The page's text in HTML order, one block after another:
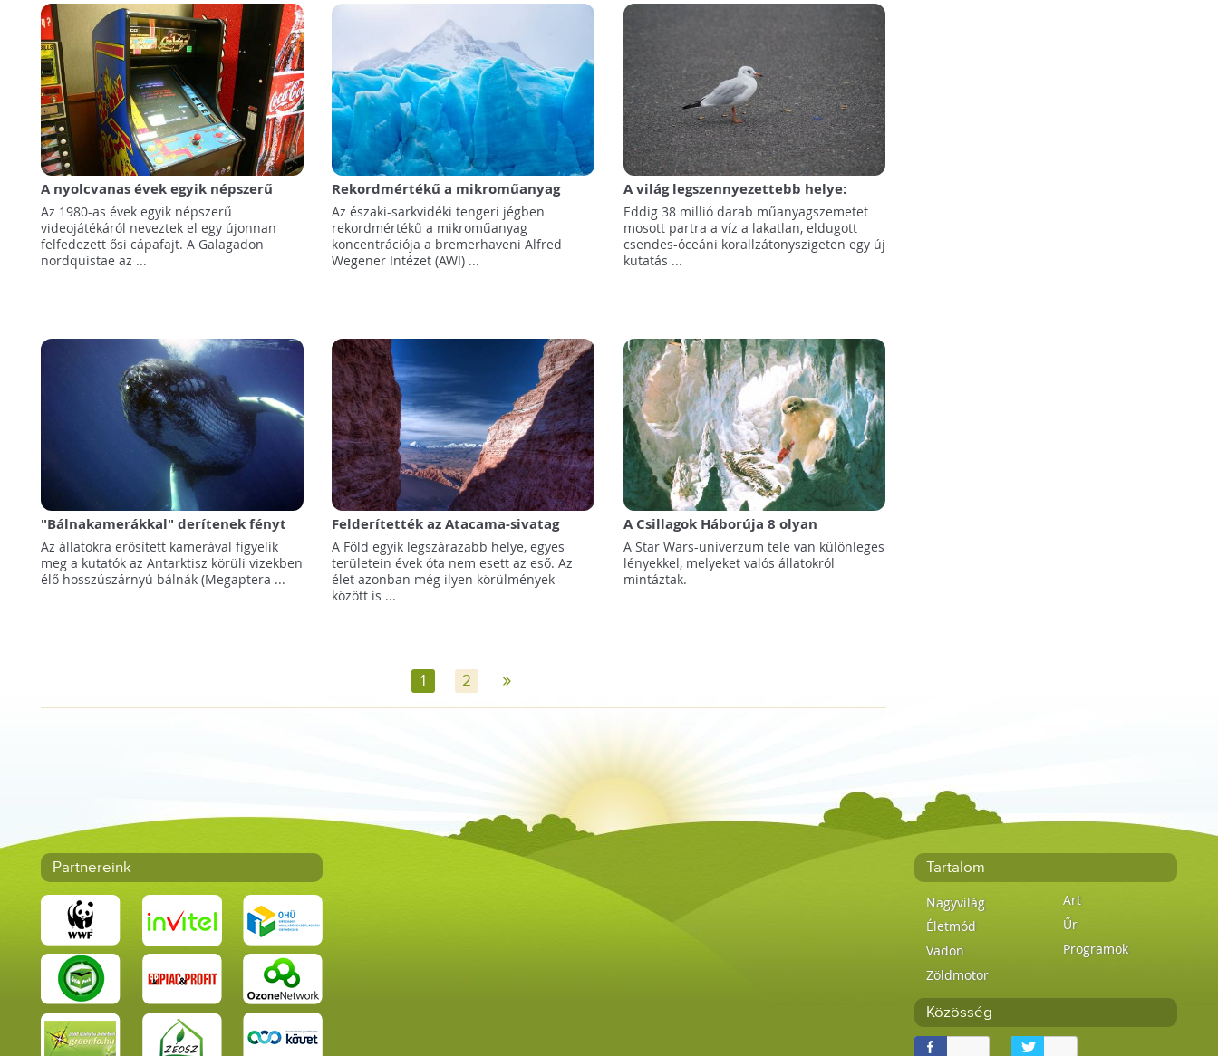
A nyolcvanas évek egyik népszerű
videojátékáról neveztek el egy ősi
cápafajt
Az 1980-as évek egyik népszerű
videojátékáról neveztek el egy újonnan
felfedezett ősi cápafajt. A Galagadon
nordquistae az ...
Rekordmértékű a mikroműanyag
koncentrációja az északi-sarkvidéki
tengeri jégben
Az északi-sarkvidéki tengeri jégben
rekordmértékű a mikroműanyag
koncentrációja a bremerhaveni Alfred
Wegener Intézet (AWI) ...
A világ legszennyezettebb helye:
Naponta 13 ezer új műanyagdarabot
mos partra a tenger ezen a lakatlan
kis szigeten!
Eddig 38 millió darab műanyagszemetet
mosott partra a víz a lakatlan, eldugott
csendes-óceáni korallzátonyszigeten egy új
kutatás ...
"Bálnakamerákkal" derítenek fényt
az óceán óriásainak táplálkozási
szokásaira
Az állatokra erősített kamerával figyelik
meg a kutatók az Antarktisz körüli vizekben
élő hosszúszárnyú bálnák (Megaptera ...
Felderítették az Atacama-sivatag
ködének 3500 éves történetét
A Föld egyik legszárazabb helye, egyes
területein évek óta nem esett az eső. Az
élet azonban még ilyen körülmények
között is ...
A Csillagok Háborúja 8 olyan
teremtménye, melyekhez valós
állatok adták az ötletet
A Star Wars-univerzum tele van különleges
lényekkel, melyeket valós állatokról
mintáztak.
1 2 »
Partnereink Tartalom
Nagyvilág
Életmód
Vadon
Zöldmotor
Art
Űr
Programok
Közösség